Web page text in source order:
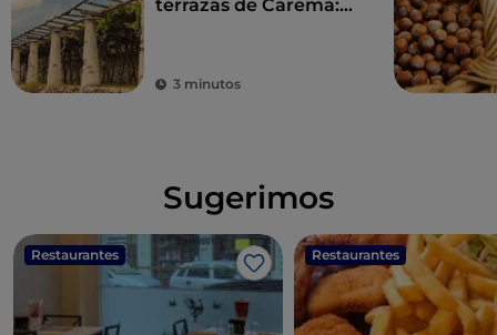
terrazas de Carema:
3 minutos
Sugerimos
Restaurantes
Me gusta
Restaurantes